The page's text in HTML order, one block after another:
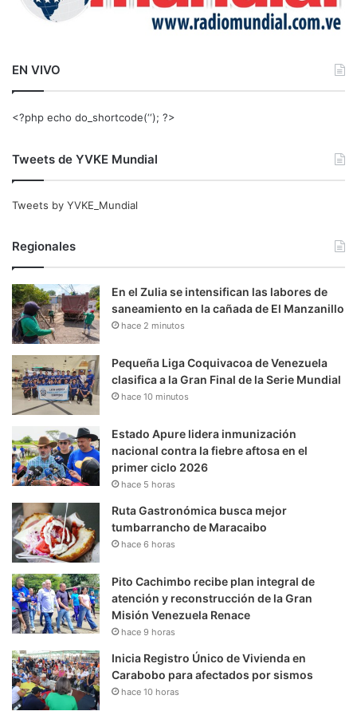
EN VIVO
<?php echo do_shortcode(‘‘); ?>
Tweets de YVKE Mundial
Tweets by YVKE_Mundial
Regionales
En el Zulia se intensifican las labores de
saneamiento en la cañada de El Manzanillo
hace 2 minutos
Pequeña Liga Coquivacoa de Venezuela
clasifica a la Gran Final de la Serie Mundial
hace 10 minutos
Estado Apure lidera inmunización
nacional contra la fiebre aftosa en el
primer ciclo 2026
hace 5 horas
Ruta Gastronómica busca mejor
tumbarrancho de Maracaibo
hace 6 horas
Pito Cachimbo recibe plan integral de
atención y reconstrucción de la Gran
Misión Venezuela Renace
hace 9 horas
Inicia Registro Único de Vivienda en
Carabobo para afectados por sismos
hace 10 horas